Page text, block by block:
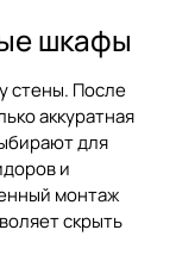
шкафы
стены. После
аккуратная
для
и
монтаж
скрыть